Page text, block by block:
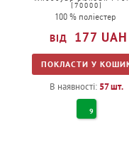
(70000)
100 % поліестер
177 UAH
ПОКЛАСТИ У
В наявності: 57шт.
9